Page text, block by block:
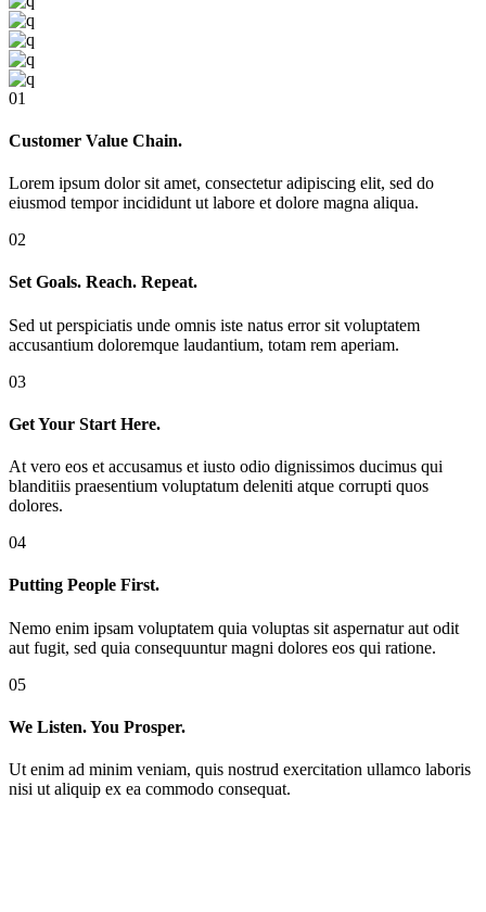
01
Customer Value Chain.
Lorem ipsum dolor sit amet, consectetur adipiscing elit, sed do
eiusmod tempor incididunt ut labore et dolore magna aliqua.
02
Set Goals. Reach. Repeat.
Sed ut perspiciatis unde omnis iste natus error sit voluptatem
accusantium doloremque laudantium, totam rem aperiam.
03
Get Your Start Here.
At vero eos et accusamus et iusto odio dignissimos ducimus qui
blanditiis praesentium voluptatum deleniti atque corrupti quos
dolores.
04
Putting People First.
Nemo enim ipsam voluptatem quia voluptas sit aspernatur aut odit
aut fugit, sed quia consequuntur magni dolores eos qui ratione.
05
We Listen. You Prosper.
Ut enim ad minim veniam, quis nostrud exercitation ullamco laboris
nisi ut aliquip ex ea commodo consequat.